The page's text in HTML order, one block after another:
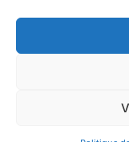
Tous droits